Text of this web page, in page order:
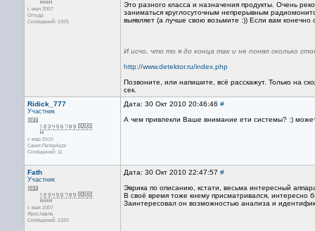
с июл 2007
Оттуда
Сообщений: 1925
Это разного класса и назначения продукты. Очень
заниматься круглосуточным непрерывным
выявляет (а лучше свою возьмите :)) Если вам конечно
И исчо, что то я до конца так и не понял сколько
http://www.detektor.ru/index.php
Позвоните, или напишите, всё расскажут. Только на
сек.
Ridick_777
Участник
с мар 2010
Санкт-Петербург
Сообщений: 11
Дата: 30 Окт 2010 20:46:46 #
А чем привлекли Ваше внимание ети системы? :)
Fath
Участник
с мая 2007
Ярославль
Сообщений: 2320
Дата: 30 Окт 2010 22:47:57 #
Эврика по описанию, кстати, весьма интересный
В своё время тоже кнему присматривался, интересно
Заинтересовал он возможностью анализа и